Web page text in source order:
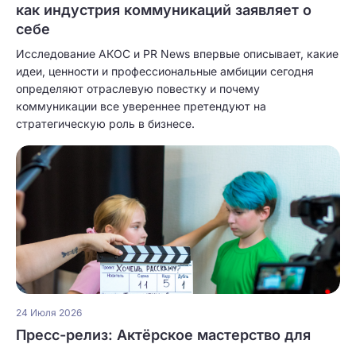
как индустрия коммуникаций заявляет о
себе
Исследование АКОС и PR News впервые описывает, какие
идеи, ценности и профессиональные амбиции сегодня
определяют отраслевую повестку и почему
коммуникации все увереннее претендуют на
стратегическую роль в бизнесе.
24 Июля 2026
Пресс-релиз: Актёрское мастерство для